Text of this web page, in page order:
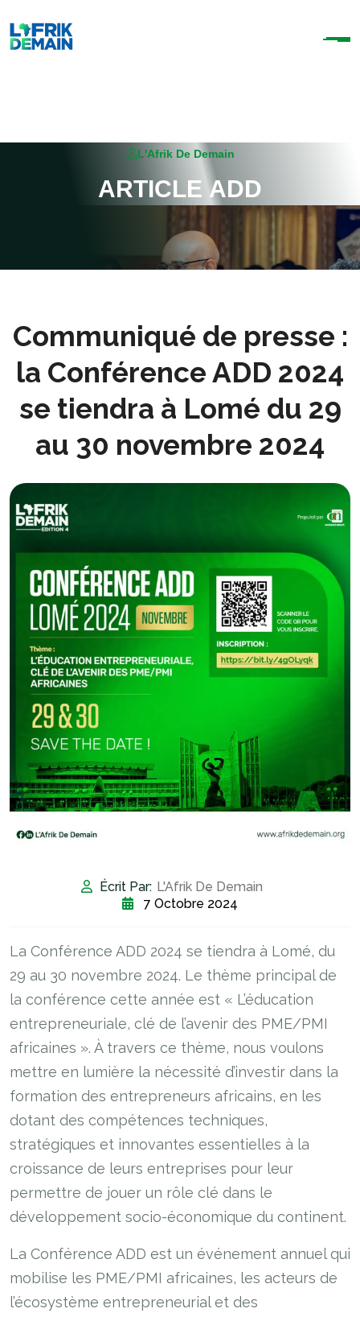
L'Afrik De Demain
ARTICLE ADD
Communiqué de presse :
la Conférence ADD 2024
se tiendra à Lomé du 29
au 30 novembre 2024
Écrit Par: L'Afrik De Demain
7 Octobre 2024
La Conférence ADD 2024 se tiendra à Lomé, du
29 au 30 novembre 2024. Le thème principal de
la conférence cette année est « L’éducation
entrepreneuriale, clé de l’avenir des PME/PMI
africaines ». À travers ce thème, nous voulons
mettre en lumière la nécessité d’investir dans la
formation des entrepreneurs africains, en les
dotant des compétences techniques,
stratégiques et innovantes essentielles à la
croissance de leurs entreprises pour leur
permettre de jouer un rôle clé dans le
développement socio-économique du continent.
La Conférence ADD est un événement annuel qui
mobilise les PME/PMI africaines, les acteurs de
l’écosystème entrepreneurial et des